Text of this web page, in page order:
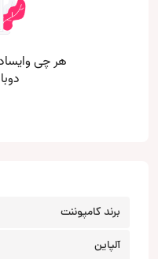
برند کامپوننت
آلپاین